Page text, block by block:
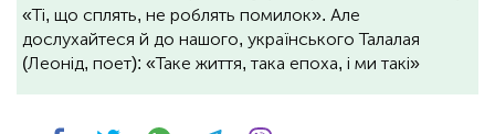
«Ті, що сплять, не роблять помилок». Але
дослухайтеся й до нашого, українського Талалая
(Леонід, поет): «Таке життя, така епоха, і ми такі»